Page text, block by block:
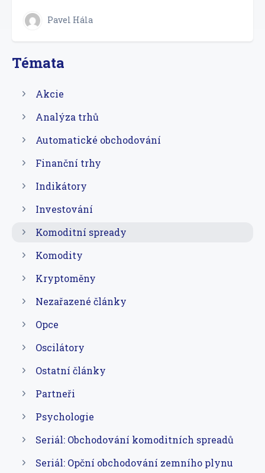
Pavel Hála
Témata
Akcie
Analýza trhů
Automatické obchodování
Finanční trhy
Indikátory
Investování
Komoditní spready
Komodity
Kryptoměny
Nezařazené články
Opce
Oscilátory
Ostatní články
Partneři
Psychologie
Seriál: Obchodování komoditních spreadů
Seriál: Opční obchodování zemního plynu